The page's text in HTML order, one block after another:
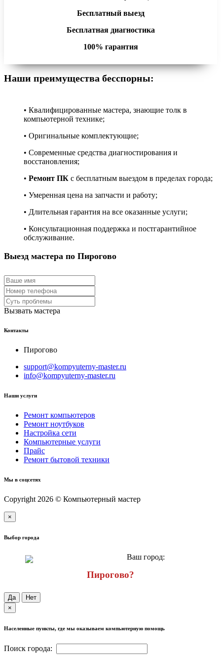
Бесплатный выезд
Бесплатная диагностика
100% гарантия
Наши преимущества бесспорны:
• Квалифицированные мастера, знающие толк в
компьютерной технике;
• Оригинальные комплектующие;
• Современные средства диагностирования и
восстановления;
• Ремонт ПК с бесплатным выездом в пределах города;
• Умеренная цена на запчасти и работу;
• Длительная гарантия на все оказанные услуги;
• Консультационная поддержка и постгарантийное
обслуживание.
Выезд мастера по Пирогово
Вызвать мастера
Контакты
Пирогово
support@kompyuterny-master.ru
info@kompyuterny-master.ru
Наши услуги
Ремонт компьютеров
Ремонт ноутбуков
Настройка сети
Компьютерные услуги
Прайс
Ремонт бытовой техники
Мы в соцсетях
Copyright 2026 © Компьютерный мастер
×
Выбор города
Ваш город:
Пирогово?
Да
Нет
×
Населенные пункты, где мы оказываем компьютерную помощь
Поиск города: